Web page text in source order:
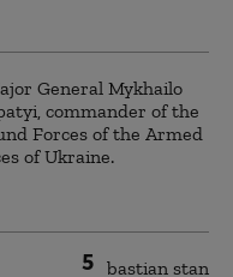
5